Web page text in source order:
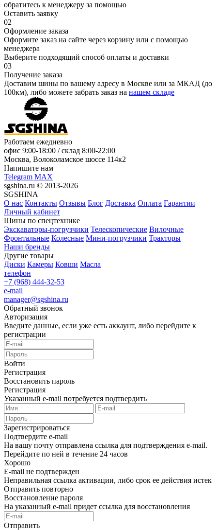
обратитесь к менеджеру за помощью
Оставить заявку
02
Оформление заказа
Оформите заказ на сайте через корзину или с помощью
менеджера
Выберите подходящий способ оплаты и доставки
03
Получение заказа
Доставим шины по вашему адресу в Москве или за МКАД (до
100км), либо можете забрать заказ на нашем складе
Работаем ежедневно
офис 9:00-18:00 / склад 8:00-22:00
Москва, Волоколамское шоссе 114к2
Напишите нам
Telegram MAX
sgshina.ru © 2013-2026
SGSHINA
О нас Контакты Отзывы Блог Доставка Оплата Гарантии
Личный кабинет
Шины по спецтехнике
Экскаваторы-погрузчики Телескопические Вилочные
Фронтальные Колесные Мини-погрузчики Тракторы
Наши бренды
Другие товары
Диски Камеры Ковши Масла
телефон
+7 (968) 444-32-53
e-mail
manager@sgshina.ru
Обратный звонок
Авторизация
Введите данные, если уже есть аккаунт, либо перейдите к
регистрации
Войти
Регистрация
Восстановить пароль
Регистрация
Указанный e-mail потребуется подтвердить
Зарегистрироваться
Подтвердите e-mail
На вашу почту отправлена ссылка для подтверждения e-mail.
Перейдите по ней в течение 24 часов
Хорошо
E-mail не подтвержден
Неправильная ссылка активации, либо срок ее действия истек
Отправить повторно
Восстановление пароля
На указанный e-mail придет ссылка для восстановления
Отправить